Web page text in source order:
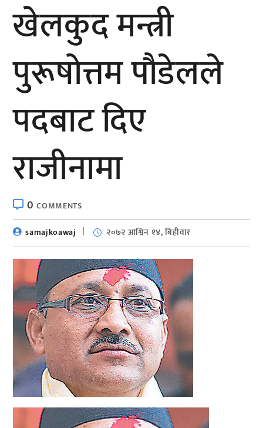
खेलकुद मन्त्री
पुरूषोत्तम पौडेलले
पदबाट दिए
राजीनामा
0COMMENTS
samajkoawaj
२०७२ आश्विन १४, बिहीवार